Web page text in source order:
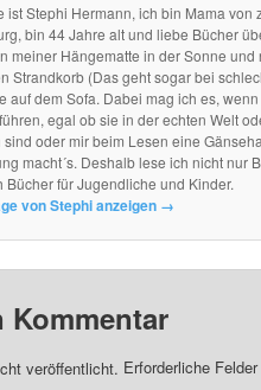
ist Stephi Hermann, ich bin Mama
bin 44 Jahre alt und liebe Bücher
meiner Hängematte in der Sonne
Strandkorb (Das geht sogar bei
auf dem Sofa. Dabei mag ich es,
egal ob sie in der echten Welt
sind oder mir beim Lesen eine
macht´s. Deshalb lese ich nicht nur
Bücher für Jugendliche und Kinder.
von Stephi anzeigen →
Kommentar
veröffentlicht. Erforderliche